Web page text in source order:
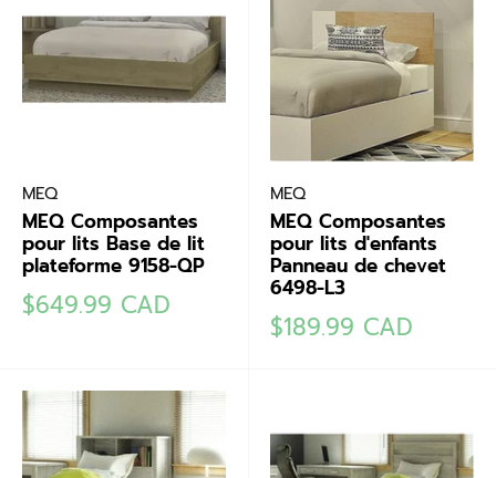
MEQ
MEQ Composantes
pour lits Base de lit
plateforme 9158-QP
Prix
réduit
$649.99 CAD
MEQ
MEQ Composantes
pour lits d'enfants
Panneau de chevet
6498-L3
Prix
réduit
$189.99 CAD